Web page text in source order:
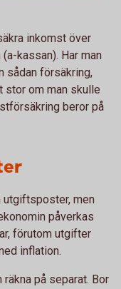
inkomst över
kassan). Har man
sådan försäkring,
stor om man skulle
beror på
utgiftsposter, men
påverkas
förutom utgifter
inflation.
på separat. Bor